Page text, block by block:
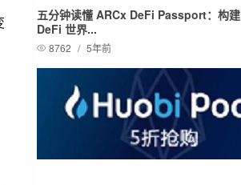
五分钟读懂 ARCx DeFi Passport：构建
DeFi 世界...
8762 / 5年前